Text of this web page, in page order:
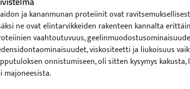
ja kananmunan proteiinit ovat
ne ovat elintarvikkeiden rakenteen kannalta
vaahtoutuvuus,
viskositeetti ja liukoisuus
onnistumiseen, oli sitten kysymys kakusta,
majoneesista.